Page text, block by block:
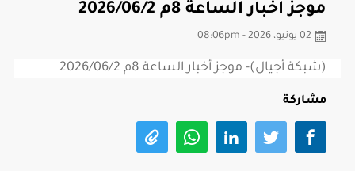
موجز أخبار الساعة 8م 2026/06/2
02 يونيو، 2026 - 08:06pm
(شبكة أجيال)- موجز أخبار الساعة 8م 2026/06/2
مشاركة